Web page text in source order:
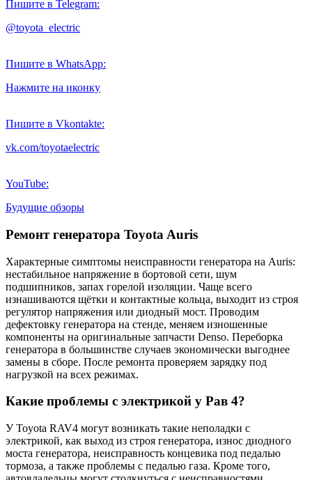
Пишите в Telegram:
@toyota_electric
Пишите в WhatsApp:
Нажмите на иконку
Пишите в Vkontakte:
vk.com/toyotaelectric
YouTube:
Будущие обзоры
Ремонт генератора Toyota Auris
Характерные симптомы неисправности генератора на Auris:
нестабильное напряжение в бортовой сети, шум
подшипников, запах горелой изоляции. Чаще всего
изнашиваются щётки и контактные кольца, выходит из строя
регулятор напряжения или диодный мост. Проводим
дефектовку генератора на стенде, меняем изношенные
компоненты на оригинальные запчасти Denso. Переборка
генератора в большинстве случаев экономически выгоднее
замены в сборе. После ремонта проверяем зарядку под
нагрузкой на всех режимах.
Какие проблемы с электрикой у Рав 4?
У Toyota RAV4 могут возникать такие неполадки с
электрикой, как выход из строя генератора, износ диодного
моста генератора, неисправность концевика под педалью
тормоза, а также проблемы с педалью газа. Кроме того,